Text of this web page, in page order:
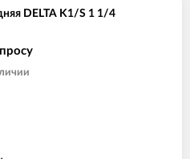
DELTA K1/S 1 1/4